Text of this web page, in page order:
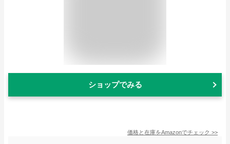
ショップでみる
価格と在庫をAmazonでチェック >>